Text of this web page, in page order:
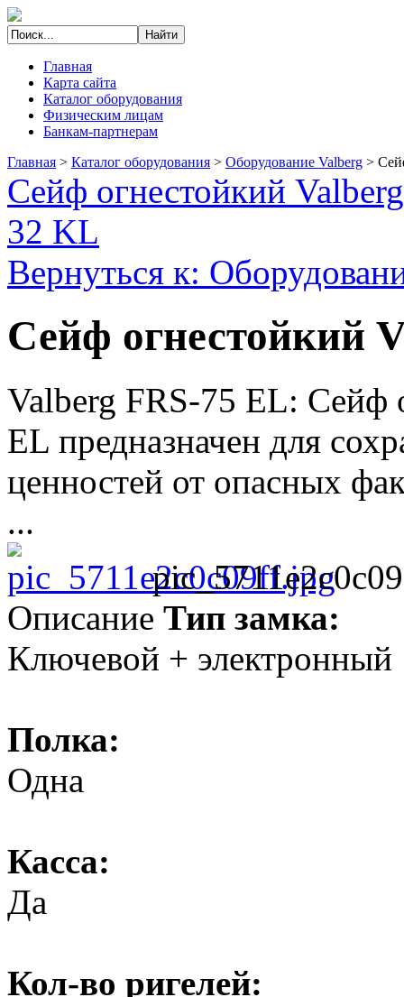
Главная
Карта сайта
Каталог оборудования
Физическим лицам
Банкам-партнерам
Главная > Каталог оборудования > Оборудование Valberg >
Сейф огнестойкий
32 KL
Вернуться к:
Сейф огнестойкий
Valberg FRS-75 EL: Сейф
EL предназначен для
ценностей от опасных
...
Описание Тип замка:
Ключевой + электронный
Полка:
Одна
Касса:
Да
Кол-во ригелей: